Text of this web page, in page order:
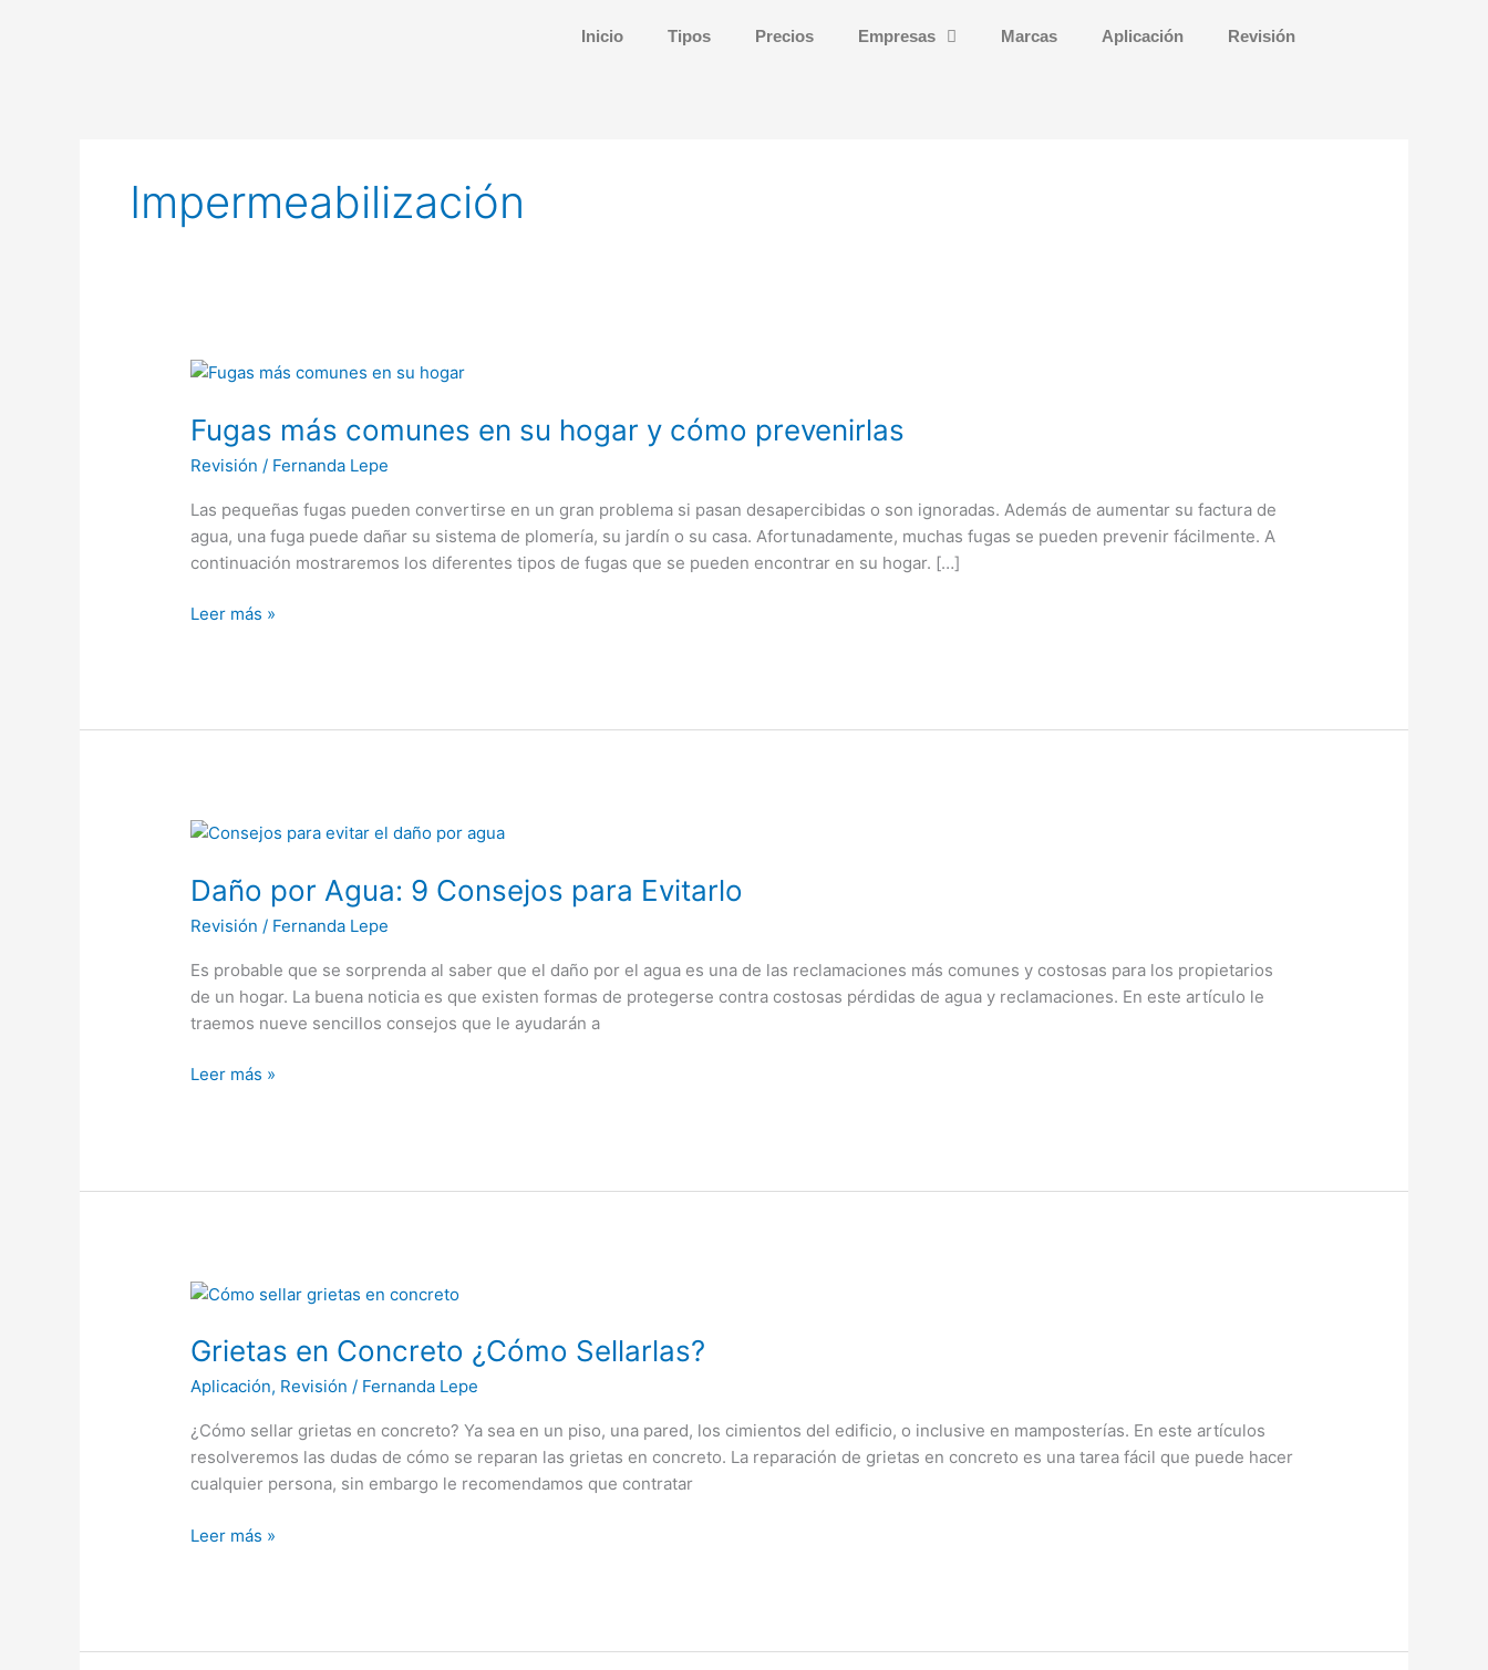
Inicio Tipos Precios Empresas Marcas Aplicación Revisión
Impermeabilización
Fugas más comunes en su hogar y cómo prevenirlas
Revisión / Fernanda Lepe
Las pequeñas fugas pueden convertirse en un gran problema si pasan desapercibidas o son ignoradas. Además de aumentar su factura de
agua, una fuga puede dañar su sistema de plomería, su jardín o su casa. Afortunadamente, muchas fugas se pueden prevenir fácilmente. A
continuación mostraremos los diferentes tipos de fugas que se pueden encontrar en su hogar. […]
Fugas
comunes
su
hogar
y
cómo
Leer más »
Daño por Agua: 9 Consejos para Evitarlo
Revisión / Fernanda Lepe
Es probable que se sorprenda al saber que el daño por el agua es una de las reclamaciones más comunes y costosas para los propietarios
de un hogar. La buena noticia es que existen formas de protegerse contra costosas pérdidas de agua y reclamaciones. En este artículo le
traemos nueve sencillos consejos que le ayudarán a
Daño
Agua:
Consejos
para
Evitarlo
Leer más »
Grietas en Concreto ¿Cómo Sellarlas?
Aplicación, Revisión / Fernanda Lepe
¿Cómo sellar grietas en concreto? Ya sea en un piso, una pared, los cimientos del edificio, o inclusive en mamposterías. En este artículos
resolveremos las dudas de cómo se reparan las grietas en concreto. La reparación de grietas en concreto es una tarea fácil que puede hacer
cualquier persona, sin embargo le recomendamos que contratar
Grietas
Concreto
Sellarlas?
Leer más »